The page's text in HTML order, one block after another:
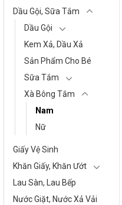
Dầu Gội, Sữa Tắm
Dầu Gội
Kem Xả, Dầu Xả
Sản Phẩm Cho Bé
Sữa Tắm
Xà Bông Tắm
Nam
Nữ
Giấy Vệ Sinh
Khăn Giấy, Khăn Ướt
Lau Sàn, Lau Bếp
Nước Giặt, Nước Xả Vải